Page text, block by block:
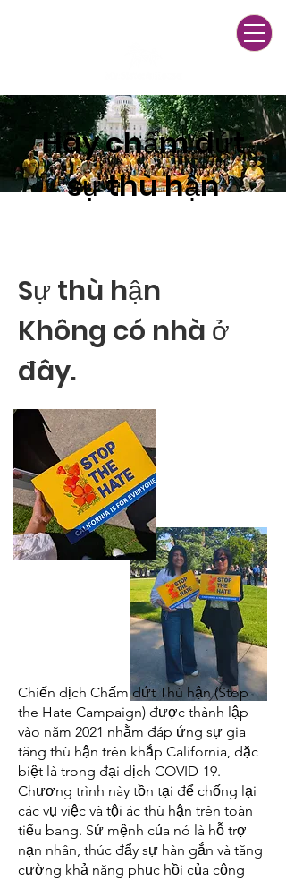
Hãy chấm dứt
sự thù hận
Sự thù hận
Không có nhà ở
đây.
Chiến dịch Chấm dứt Thù hận (Stop
the Hate Campaign) được thành lập
vào năm 2021 nhằm đáp ứng sự gia
tăng thù hận trên khắp California, đặc
biệt là trong đại dịch COVID-19.
Chương trình này tồn tại để chống lại
các vụ việc và tội ác thù hận trên toàn
tiểu bang. Sứ mệnh của nó là hỗ trợ
nạn nhân, thúc đẩy sự hàn gắn và tăng
cường khả năng phục hồi của cộng